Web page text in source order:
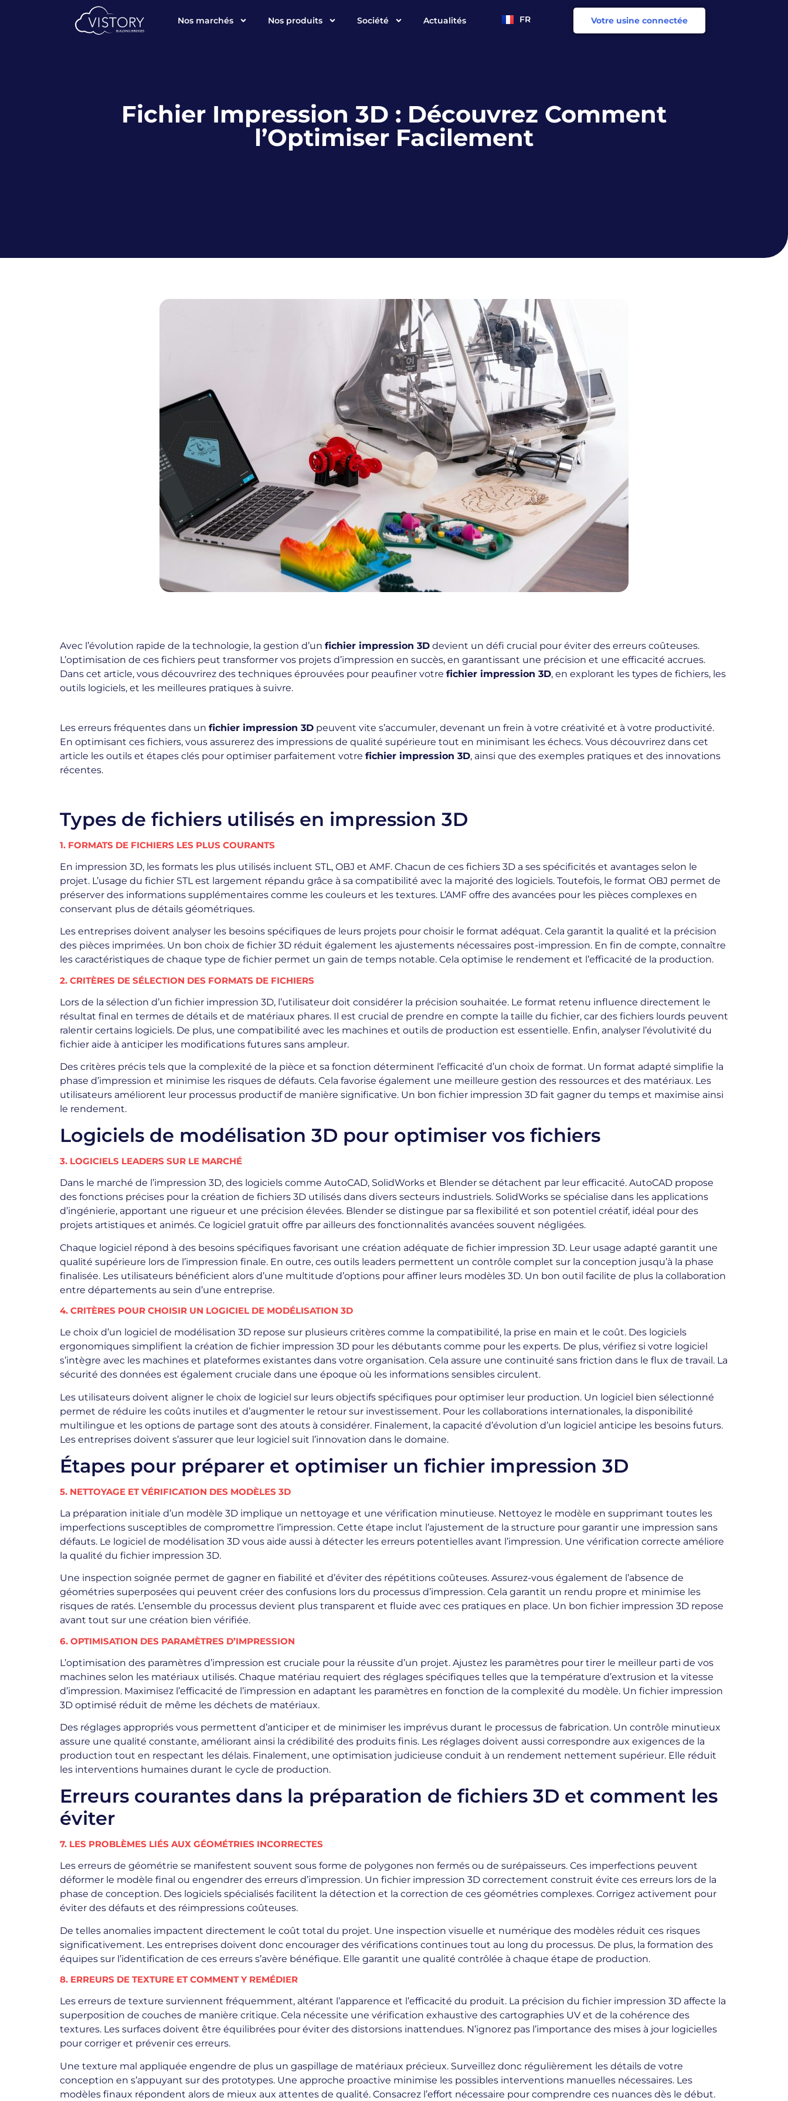
Nos marchés Nos produits Société Actualités FR
EN Votre usine connectée
Fichier Impression 3D : Découvrez Comment
l’Optimiser Facilement
Avec l’évolution rapide de la technologie, la gestion d’un fichier impression 3D devient un défi crucial pour éviter des erreurs coûteuses.
L’optimisation de ces fichiers peut transformer vos projets d’impression en succès, en garantissant une précision et une efficacité accrues.
Dans cet article, vous découvrirez des techniques éprouvées pour peaufiner votre fichier impression 3D, en explorant les types de fichiers, les
outils logiciels, et les meilleures pratiques à suivre.
Les erreurs fréquentes dans un fichier impression 3D peuvent vite s’accumuler, devenant un frein à votre créativité et à votre productivité.
En optimisant ces fichiers, vous assurerez des impressions de qualité supérieure tout en minimisant les échecs. Vous découvrirez dans cet
article les outils et étapes clés pour optimiser parfaitement votre fichier impression 3D, ainsi que des exemples pratiques et des innovations
récentes.
Types de fichiers utilisés en impression 3D
1. FORMATS DE FICHIERS LES PLUS COURANTS
En impression 3D, les formats les plus utilisés incluent STL, OBJ et AMF. Chacun de ces fichiers 3D a ses spécificités et avantages selon le
projet. L’usage du fichier STL est largement répandu grâce à sa compatibilité avec la majorité des logiciels. Toutefois, le format OBJ permet de
préserver des informations supplémentaires comme les couleurs et les textures. L’AMF offre des avancées pour les pièces complexes en
conservant plus de détails géométriques.
Les entreprises doivent analyser les besoins spécifiques de leurs projets pour choisir le format adéquat. Cela garantit la qualité et la précision
des pièces imprimées. Un bon choix de fichier 3D réduit également les ajustements nécessaires post-impression. En fin de compte, connaître
les caractéristiques de chaque type de fichier permet un gain de temps notable. Cela optimise le rendement et l’efficacité de la production.
2. CRITÈRES DE SÉLECTION DES FORMATS DE FICHIERS
Lors de la sélection d’un fichier impression 3D, l’utilisateur doit considérer la précision souhaitée. Le format retenu influence directement le
résultat final en termes de détails et de matériaux phares. Il est crucial de prendre en compte la taille du fichier, car des fichiers lourds peuvent
ralentir certains logiciels. De plus, une compatibilité avec les machines et outils de production est essentielle. Enfin, analyser l’évolutivité du
fichier aide à anticiper les modifications futures sans ampleur.
Des critères précis tels que la complexité de la pièce et sa fonction déterminent l’efficacité d’un choix de format. Un format adapté simplifie la
phase d’impression et minimise les risques de défauts. Cela favorise également une meilleure gestion des ressources et des matériaux. Les
utilisateurs améliorent leur processus productif de manière significative. Un bon fichier impression 3D fait gagner du temps et maximise ainsi
le rendement.
Logiciels de modélisation 3D pour optimiser vos fichiers
3. LOGICIELS LEADERS SUR LE MARCHÉ
Dans le marché de l’impression 3D, des logiciels comme AutoCAD, SolidWorks et Blender se détachent par leur efficacité. AutoCAD propose
des fonctions précises pour la création de fichiers 3D utilisés dans divers secteurs industriels. SolidWorks se spécialise dans les applications
d’ingénierie, apportant une rigueur et une précision élevées. Blender se distingue par sa flexibilité et son potentiel créatif, idéal pour des
projets artistiques et animés. Ce logiciel gratuit offre par ailleurs des fonctionnalités avancées souvent négligées.
Chaque logiciel répond à des besoins spécifiques favorisant une création adéquate de fichier impression 3D. Leur usage adapté garantit une
qualité supérieure lors de l’impression finale. En outre, ces outils leaders permettent un contrôle complet sur la conception jusqu’à la phase
finalisée. Les utilisateurs bénéficient alors d’une multitude d’options pour affiner leurs modèles 3D. Un bon outil facilite de plus la collaboration
entre départements au sein d’une entreprise.
4. CRITÈRES POUR CHOISIR UN LOGICIEL DE MODÉLISATION 3D
Le choix d’un logiciel de modélisation 3D repose sur plusieurs critères comme la compatibilité, la prise en main et le coût. Des logiciels
ergonomiques simplifient la création de fichier impression 3D pour les débutants comme pour les experts. De plus, vérifiez si votre logiciel
s’intègre avec les machines et plateformes existantes dans votre organisation. Cela assure une continuité sans friction dans le flux de travail. La
sécurité des données est également cruciale dans une époque où les informations sensibles circulent.
Les utilisateurs doivent aligner le choix de logiciel sur leurs objectifs spécifiques pour optimiser leur production. Un logiciel bien sélectionné
permet de réduire les coûts inutiles et d’augmenter le retour sur investissement. Pour les collaborations internationales, la disponibilité
multilingue et les options de partage sont des atouts à considérer. Finalement, la capacité d’évolution d’un logiciel anticipe les besoins futurs.
Les entreprises doivent s’assurer que leur logiciel suit l’innovation dans le domaine.
Étapes pour préparer et optimiser un fichier impression 3D
5. NETTOYAGE ET VÉRIFICATION DES MODÈLES 3D
La préparation initiale d’un modèle 3D implique un nettoyage et une vérification minutieuse. Nettoyez le modèle en supprimant toutes les
imperfections susceptibles de compromettre l’impression. Cette étape inclut l’ajustement de la structure pour garantir une impression sans
défauts. Le logiciel de modélisation 3D vous aide aussi à détecter les erreurs potentielles avant l’impression. Une vérification correcte améliore
la qualité du fichier impression 3D.
Une inspection soignée permet de gagner en fiabilité et d’éviter des répétitions coûteuses. Assurez-vous également de l’absence de
géométries superposées qui peuvent créer des confusions lors du processus d’impression. Cela garantit un rendu propre et minimise les
risques de ratés. L’ensemble du processus devient plus transparent et fluide avec ces pratiques en place. Un bon fichier impression 3D repose
avant tout sur une création bien vérifiée.
6. OPTIMISATION DES PARAMÈTRES D’IMPRESSION
L’optimisation des paramètres d’impression est cruciale pour la réussite d’un projet. Ajustez les paramètres pour tirer le meilleur parti de vos
machines selon les matériaux utilisés. Chaque matériau requiert des réglages spécifiques telles que la température d’extrusion et la vitesse
d’impression. Maximisez l’efficacité de l’impression en adaptant les paramètres en fonction de la complexité du modèle. Un fichier impression
3D optimisé réduit de même les déchets de matériaux.
Des réglages appropriés vous permettent d’anticiper et de minimiser les imprévus durant le processus de fabrication. Un contrôle minutieux
assure une qualité constante, améliorant ainsi la crédibilité des produits finis. Les réglages doivent aussi correspondre aux exigences de la
production tout en respectant les délais. Finalement, une optimisation judicieuse conduit à un rendement nettement supérieur. Elle réduit
les interventions humaines durant le cycle de production.
Erreurs courantes dans la préparation de fichiers 3D et comment les
éviter
7. LES PROBLÈMES LIÉS AUX GÉOMÉTRIES INCORRECTES
Les erreurs de géométrie se manifestent souvent sous forme de polygones non fermés ou de surépaisseurs. Ces imperfections peuvent
déformer le modèle final ou engendrer des erreurs d’impression. Un fichier impression 3D correctement construit évite ces erreurs lors de la
phase de conception. Des logiciels spécialisés facilitent la détection et la correction de ces géométries complexes. Corrigez activement pour
éviter des défauts et des réimpressions coûteuses.
De telles anomalies impactent directement le coût total du projet. Une inspection visuelle et numérique des modèles réduit ces risques
significativement. Les entreprises doivent donc encourager des vérifications continues tout au long du processus. De plus, la formation des
équipes sur l’identification de ces erreurs s’avère bénéfique. Elle garantit une qualité contrôlée à chaque étape de production.
8. ERREURS DE TEXTURE ET COMMENT Y REMÉDIER
Les erreurs de texture surviennent fréquemment, altérant l’apparence et l’efficacité du produit. La précision du fichier impression 3D affecte la
superposition de couches de manière critique. Cela nécessite une vérification exhaustive des cartographies UV et de la cohérence des
textures. Les surfaces doivent être équilibrées pour éviter des distorsions inattendues. N’ignorez pas l’importance des mises à jour logicielles
pour corriger et prévenir ces erreurs.
Une texture mal appliquée engendre de plus un gaspillage de matériaux précieux. Surveillez donc régulièrement les détails de votre
conception en s’appuyant sur des prototypes. Une approche proactive minimise les possibles interventions manuelles nécessaires. Les
modèles finaux répondent alors de mieux aux attentes de qualité. Consacrez l’effort nécessaire pour comprendre ces nuances dès le début.